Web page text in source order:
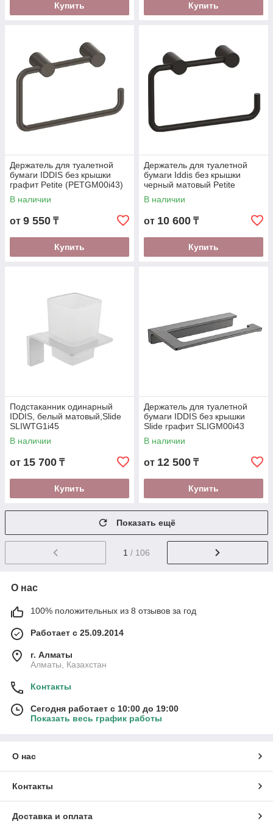
Купить Купить
Держатель для туалетной
бумаги IDDIS без крышки
графит Petite (PETGM00i43)
В наличии
от 9 550 ₸
Купить
Держатель для туалетной
бумаги Iddis без крышки
черный матовый Petite
PETBL00i43
В наличии
от 10 600 ₸
Купить
Подстаканник одинарный
IDDIS, белый матовый,Slide
SLIWTG1i45
В наличии
от 15 700 ₸
Купить
Держатель для туалетной
бумаги IDDIS без крышки
Slide графит SLIGM00i43
В наличии
от 12 500 ₸
Купить
Показать ещё
1 / 106
О нас
100% положительных из 8 отзывов за год
Работает с 25.09.2014
г. Алматы
Алматы, Казахстан
Контакты
Сегодня работает с 10:00 до 19:00
Показать весь график работы
О нас
Контакты
Доставка и оплата